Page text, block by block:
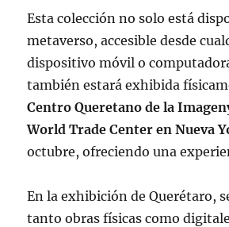
Esta colección no solo está
metaverso, accesible desde
dispositivo móvil o
también estará exhibida
Centro Queretano de la
World Trade Center en Nueva
octubre, ofreciendo una
En la exhibición de Querétaro,
tanto obras físicas como